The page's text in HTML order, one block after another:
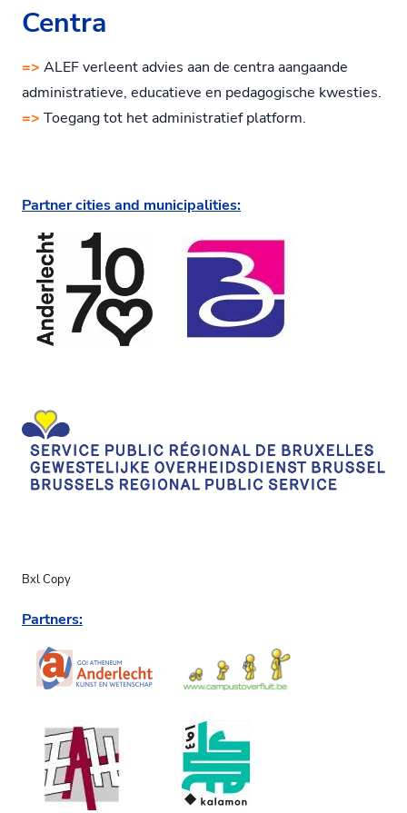
Centra
=> ALEF verleent advies aan de centra aangaande
administratieve, educatieve en pedagogische kwesties.
=> Toegang tot het administratief platform.
Partner cities and municipalities:
Bxl Copy
Partners: